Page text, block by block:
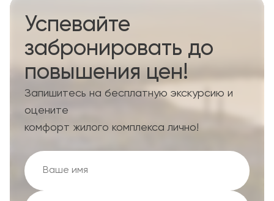
Успевайте
забронировать до
повышения цен!
Запишитесь на бесплатную экскурсию и
оцените
комфорт жилого комплекса лично!